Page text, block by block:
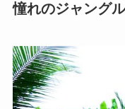
憧れのジャングル